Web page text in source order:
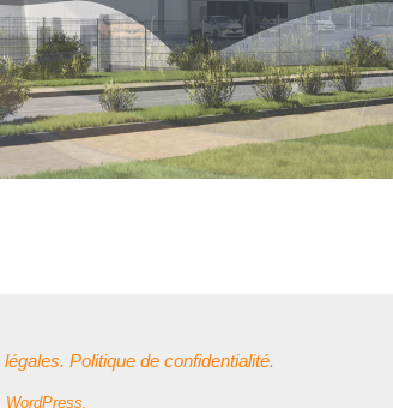
Politique de confidentialité.
WordPress.